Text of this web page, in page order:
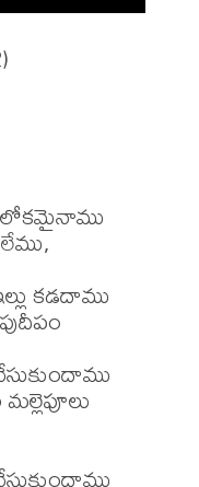
లోకమైనాము
కడదాము